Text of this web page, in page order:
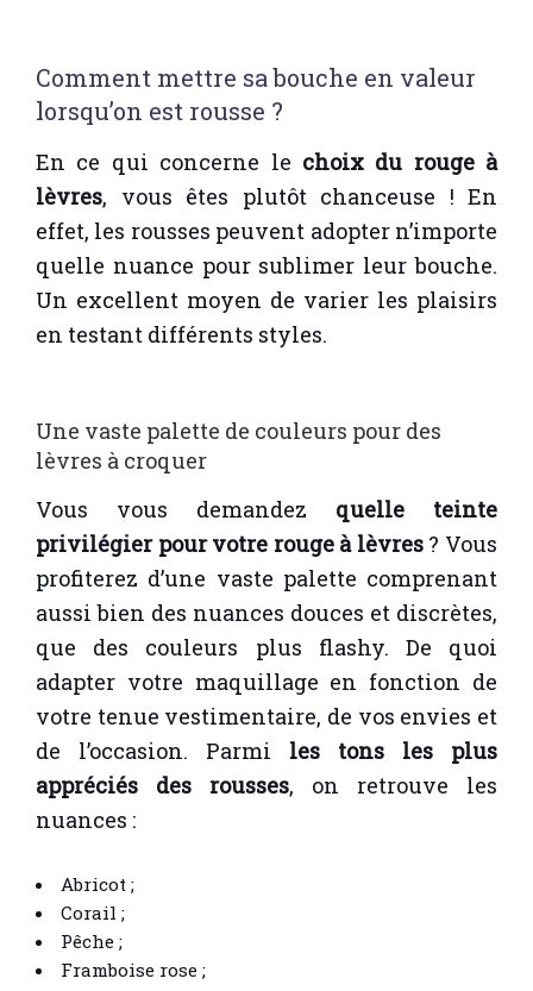
Comment mettre sa bouche en valeur
lorsqu’on est rousse ?
En ce qui concerne le choix du rouge à
lèvres, vous êtes plutôt chanceuse ! En
effet, les rousses peuvent adopter n’importe
quelle nuance pour sublimer leur bouche.
Un excellent moyen de varier les plaisirs
en testant différents styles.
Une vaste palette de couleurs pour des
lèvres à croquer
Vous vous demandez quelle teinte
privilégier pour votre rouge à lèvres? Vous
profiterez d’une vaste palette comprenant
aussi bien des nuances douces et discrètes,
que des couleurs plus flashy. De quoi
adapter votre maquillage en fonction de
votre tenue vestimentaire, de vos envies et
de l’occasion. Parmi les tons les plus
appréciés des rousses, on retrouve les
nuances :
Abricot ;
Corail ;
Pêche ;
Framboise rose ;